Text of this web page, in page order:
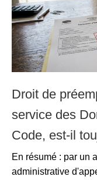
Droit de
service des
Code, est-il
En résumé : par un
administrative